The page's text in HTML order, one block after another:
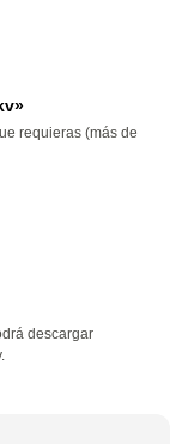
requieras (más de
descargar